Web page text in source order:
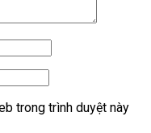
trong trình duyệt này